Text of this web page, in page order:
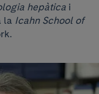
hepàtica i
la Icahn School of